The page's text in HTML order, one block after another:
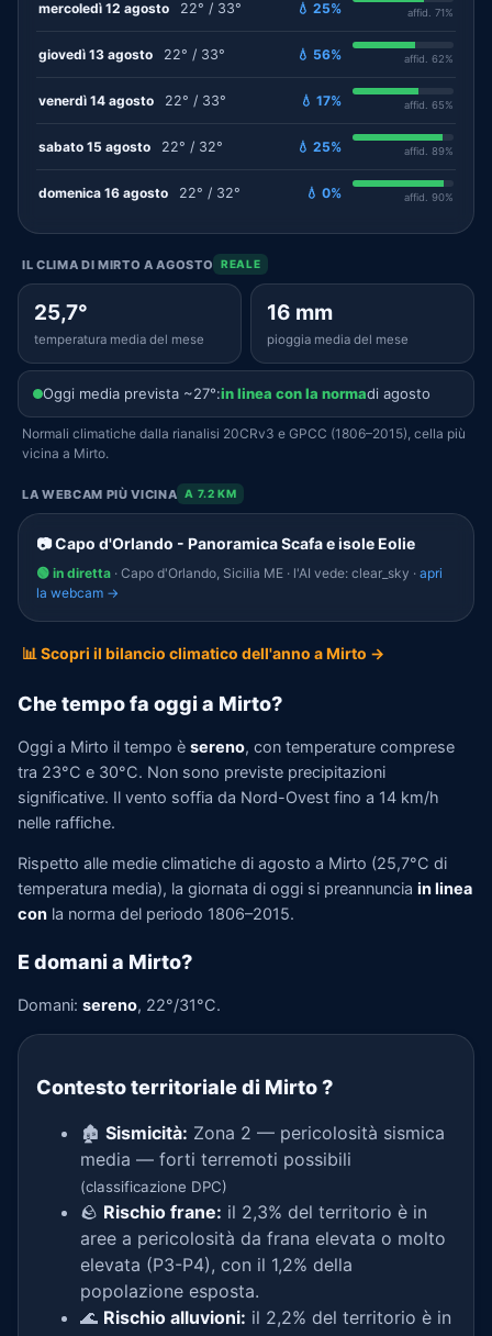
mercoledì 12 agosto 22° / 33° 💧 25% affid. 71%
giovedì 13 agosto 22° / 33° 💧 56% affid. 62%
venerdì 14 agosto 22° / 33° 💧 17% affid. 65%
sabato 15 agosto 22° / 32° 💧 25% affid. 89%
domenica 16 agosto 22° / 32° 💧 0% affid. 90%
IL CLIMA DI MIRTO A AGOSTO REALE
25,7°
temperatura media del mese
16 mm
pioggia media del mese
Oggi media prevista ~27°:in linea con la normadi agosto
Normali climatiche dalla rianalisi 20CRv3 e GPCC (1806–2015), cella più
vicina a Mirto.
LA WEBCAM PIÙ VICINA A 7.2 KM
📷 Capo d'Orlando - Panoramica Scafa e isole Eolie
🟢 in diretta · Capo d'Orlando, Sicilia ME · l'AI vede: clear_sky · apri
la webcam →
📊 Scopri il bilancio climatico dell'anno a Mirto →
Che tempo fa oggi a Mirto?
Oggi a Mirto il tempo è sereno, con temperature comprese
tra 23°C e 30°C. Non sono previste precipitazioni
significative. Il vento soffia da Nord-Ovest fino a 14 km/h
nelle raffiche.
Rispetto alle medie climatiche di agosto a Mirto (25,7°C di
temperatura media), la giornata di oggi si preannuncia in linea
con la norma del periodo 1806–2015.
E domani a Mirto?
Domani: sereno, 22°/31°C.
Contesto territoriale di Mirto?
🏚️ Sismicità: Zona 2 — pericolosità sismica
media — forti terremoti possibili
(classificazione DPC)
🪨 Rischio frane: il 2,3% del territorio è in
aree a pericolosità da frana elevata o molto
elevata (P3-P4), con il 1,2% della
popolazione esposta.
🌊 Rischio alluvioni: il 2,2% del territorio è in